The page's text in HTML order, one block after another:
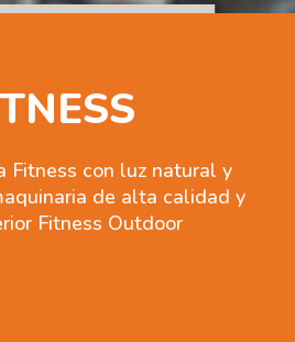
Fitness con luz natural y
de alta calidad y
Fitness Outdoor